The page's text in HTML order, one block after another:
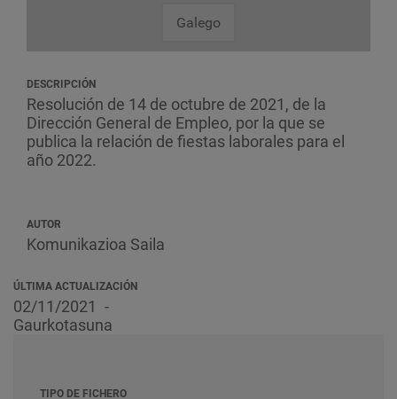
Galego
DESCRIPCIÓN
Resolución de 14 de octubre de 2021, de la
Dirección General de Empleo, por la que se
publica la relación de fiestas laborales para el
año 2022.
AUTOR
Komunikazioa Saila
ÚLTIMA ACTUALIZACIÓN
02/11/2021
Gaurkotasuna
TIPO DE FICHERO